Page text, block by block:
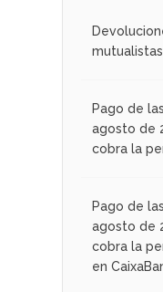
Pago de
agosto de
cobra la
Pago de
agosto de
cobra la
en